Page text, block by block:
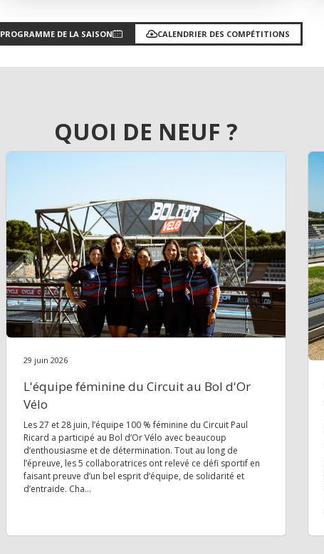
PROGRAMME DE LA SAISON CALENDRIER DES COMPÉTITIONS
QUOI DE NEUF ?
29 juin 2026
L'équipe féminine du Circuit au Bol d'Or
Vélo
Les 27 et 28 juin, l’équipe 100 % féminine du Circuit Paul
Ricard a participé au Bol d’Or Vélo avec beaucoup
d’enthousiasme et de détermination. Tout au long de
l’épreuve, les 5 collaboratrices ont relevé ce défi sportif en
faisant preuve d’un bel esprit d’équipe, de solidarité et
d’entraide. Cha...